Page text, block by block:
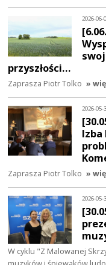
2026-06-
przyszłości…
Zaprasza Piotr Tolko »
2026-05-
Izba
Zaprasza Piotr Tolko »
2026-05-
W cyklu "Z Malowanej